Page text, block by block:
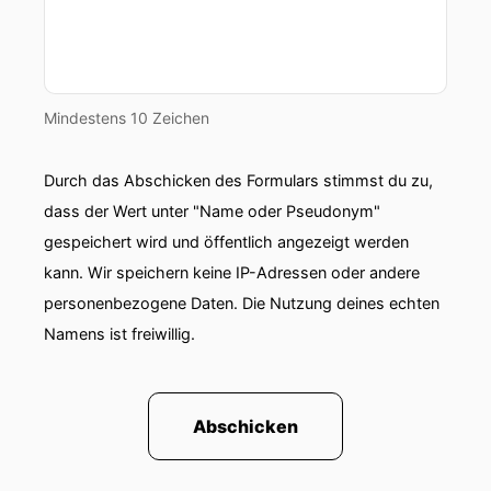
00:00:54: Das Start-ups for Tomorrow Festival
Responsibility, Nachhaltigkeit, Marketing und
Aktivismus,
00:01:02: so wie HR und Leadership.
00:01:04: Diese Veranstaltung ist für alle Start-
00:01:08: und Sozialunternehmen, die
umweltbewusst und umsatzorientiert handeln
Mindestens 10 Zeichen
Durch das Abschicken des Formulars stimmst du zu,
dass der Wert unter "Name oder Pseudonym"
gespeichert wird und öffentlich angezeigt werden
kann. Wir speichern keine IP-Adressen oder andere
personenbezogene Daten. Die Nutzung deines echten
Namens ist freiwillig.
Abschicken